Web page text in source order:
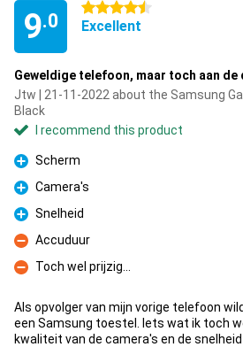
9.0
4.5 stars
Excellent
Geweldige telefoon, maar toch aan de
Jtw | 21-11-2022 about the Samsung
Black
I recommend this product
Pro
Scherm
Pro
Camera's
Pro
Snelheid
Con
Accuduur
Con
Toch wel prijzig...
Als opvolger van mijn vorige telefoon
een Samsung toestel. Iets wat ik toch
kwaliteit van de camera's en de